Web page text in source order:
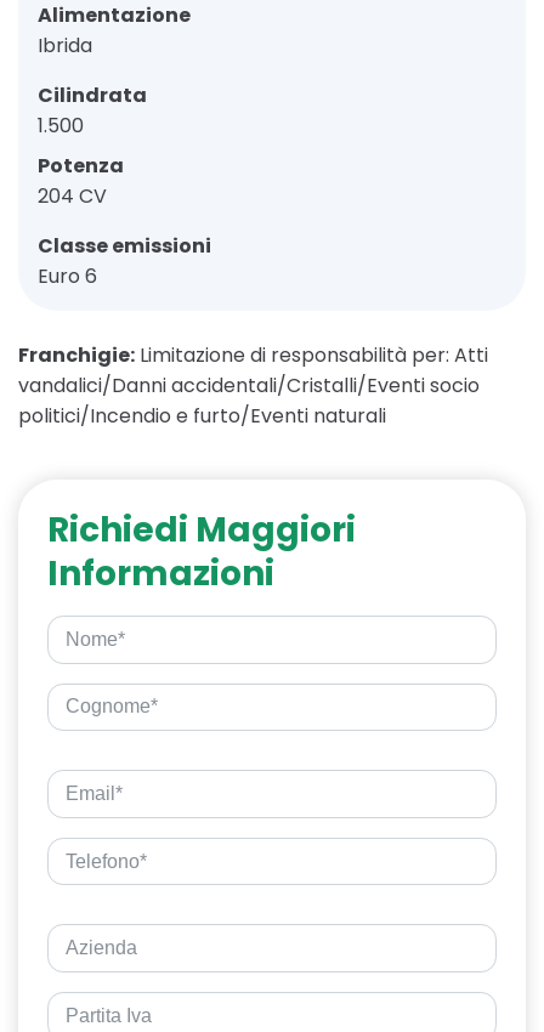
Alimentazione
Ibrida
Cilindrata
1.500
Potenza
204 CV
Classe emissioni
Euro 6
Franchigie: Limitazione di responsabilità per: Atti
vandalici/Danni accidentali/Cristalli/Eventi socio
politici/Incendio e furto/Eventi naturali
Richiedi Maggiori
Informazioni